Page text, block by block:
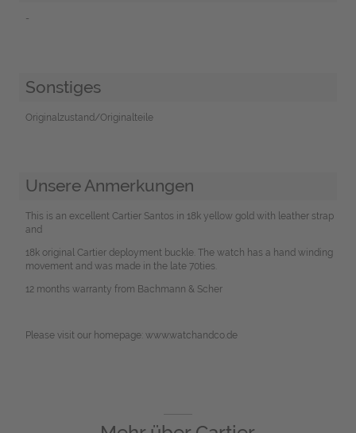
-
Sonstiges
Originalzustand/Originalteile
Unsere Anmerkungen
This is an excellent Cartier Santos in 18k yellow gold with leather strap
and
18k original Cartier deployment buckle. The watch has a hand winding
movement and was made in the late 70ties.
12 months warranty from Bachmann & Scher
Please visit our homepage: www.watchandco.de